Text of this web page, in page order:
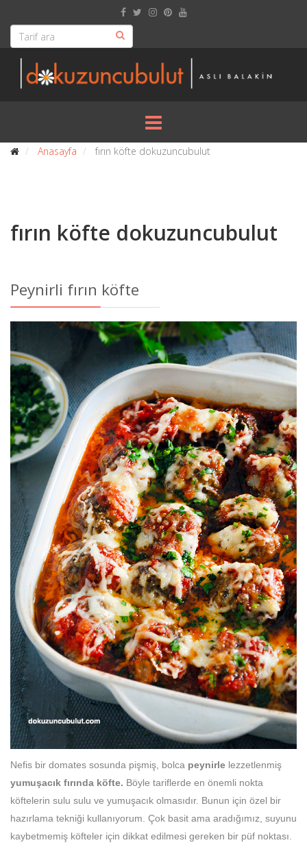
Anasayfa fırın köfte dokuzuncubulut
fırın köfte dokuzuncubulut
Peynirli fırın köfte
Nefis bir domates sosunda pişmiş, bolca peynirle lezzetlenmiş
yumuşacık fırında köfte. Böyle tariflerde en önemli nokta
köftelerin sulu sulu ve yumuşacık olmasıdır. Bunun için özel bir
hazırlama tekniği kullanıyorum. Çok basit ama aradığımız, suyunu
kaybetmemiş köfteler için dikkat edilmesi gereken bir püf noktası.